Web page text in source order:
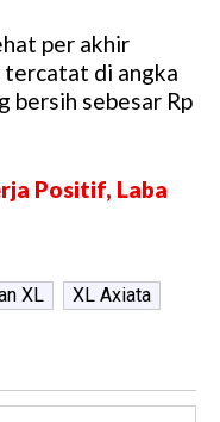
per akhir
tercatat di angka
bersih sebesar Rp
Positif, Laba
XL XL Axiata